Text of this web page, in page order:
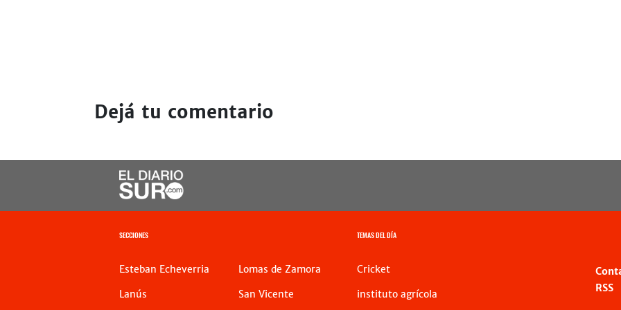
Dejá tu comentario
SECCIONES
Esteban Echeverria
Lanús
Lomas de Zamora
San Vicente
TEMAS DEL DÍA
Cricket
instituto agrícola
RSS